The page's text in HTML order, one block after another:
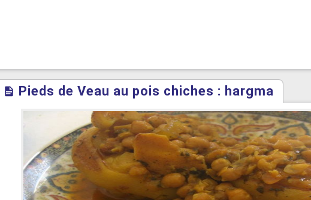
Pieds de Veau au pois chiches : hargma